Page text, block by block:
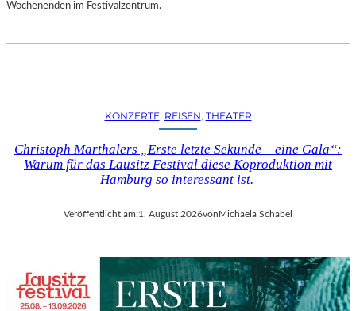
W
S
C
H
N
N
S
T
Wochenenden im Festivalzentrum.
KONZERTE, REISEN THEATER
Christoph Marthalers „Erste letzte Sekunde – eine Gala“:
Warum für das Lausitz Festival diese Koproduktion mit
Hamburg so interessant ist.
Veröffentlicht am:1. August 2026vonMichaela Schabel